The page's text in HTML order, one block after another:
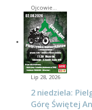
Ojcowie…
Lip 28, 2026
2 niedziela:
Górę Świętej